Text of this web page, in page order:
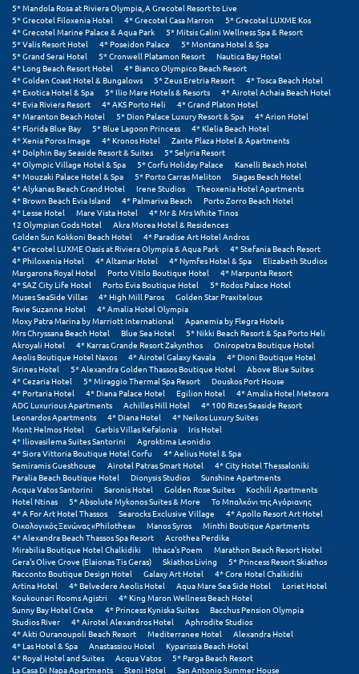
Μονεμβασιά
Μουζάκι
Μπαλί Κρήτης
Μπάνσκο
Μπούκα Μεσσηνίας
Μύκονος
Μυστράς
Μυτιλήνη
Ν
Νάξος
Νάουσα
Ναυπακτία
Ναύπλιο
Νέα Μάκρη
Νέα Στύρα Εύβοιας
Νέοι Πόροι Πιερίας
Ξ
Ξυλόκαστρο
Ο
Ορεινή Αρκαδία
Ορεινή Ναυπακτία
5* Mandola Rosa at Riviera Olympia, A Grecotel Resort to Live
5* Grecotel Filoxenia Hotel
4* Grecotel Casa Marron
5* Grecotel LUXME Kos
4* Grecotel Marine Palace & Aqua Park
5* Mitsis Galini Wellness Spa & Resort
5* Valis Resort Hotel
4* Poseidon Palace
5* Montana Hotel & Spa
5* Grand Serai Hotel
5* Cronwell Platamon Resort
Nautica Bay Hotel
4* Long Beach Resort Hotel
4* Bianco Olympico Beach Resort
4* Golden Coast Hotel & Bungalows
5* Zeus Eretria Resort
4* Tosca Beach Hotel
4* Exotica Hotel & Spa
5* Ilio Mare Hotels & Resorts
4* Airotel Achaia Beach Hotel
4* Evia Riviera Resort
4* AKS Porto Heli
4* Grand Platon Hotel
4* Maranton Beach Hotel
5* Dion Palace Luxury Resort & Spa
4* Arion Hotel
4* Florida Blue Bay
5* Blue Lagoon Princess
4* Klelia Beach Hotel
4* Xenia Poros Image
4* Kronos Hotel
Zante Plaza Hotel & Apartments
4* Dolphin Bay Seaside Resort & Suites
5* Selyria Resort
4* Olympic Village Hotel & Spa
5* Corfu Holiday Palace
Kanelli Beach Hotel
4* Mouzaki Palace Hotel & Spa
5* Porto Carras Meliton
Siagas Beach Hotel
4* Alykanas Beach Grand Hotel
Irene Studios
Theoxenia Hotel Apartments
4* Brown Beach Evia Island
4* Palmariva Beach
Porto Zorro Beach Hotel
4* Lesse Hotel
Mare Vista Hotel
4* Mr & Mrs White Tinos
12 Olympian Gods Hotel
Akra Morea Hotel & Residences
Golden Sun Kokkoni Beach Hotel
4* Paradise Art Hotel Andros
4* Grecotel LUXME Oasis at Riviera Olympia & Aqua Park
4* Stefania Beach Resort
4* Philoxenia Hotel
4* Altamar Hotel 4* Nymfes Hotel & Spa
Elizabeth Studios
Margarona Royal Hotel
Porto Vitilo Boutique Hotel
4* Marpunta Resort
4* SAZ City Life Hotel
Porto Evia Boutique Hotel
5* Rodos Palace Hotel
Muses SeaSide Villas
4* High Mill Paros
Golden Star Praxitelous
Favie Suzanne Hotel
4* Amalia Hotel Olympia
Moxy Patra Marina by Marriott International
Apanemia by Flegra Hotels
Mrs Chryssana Beach Hotel
Blue Sea Hotel
5* Nikki Beach Resort & Spa Porto Heli
Akroyali Hotel
4* Karras Grande Resort Zakynthos
Oniropetra Boutique Hotel
Aeolis Boutique Hotel Naxos
4* Airotel Galaxy Kavala
4* Dioni Boutique Hotel
Sirines Hotel
5* Alexandra Golden Thassos Boutique Hotel
Above Blue Suites
4* Cezaria Hotel
5* Miraggio Thermal Spa Resort
Douskos Port House
4* Portaria Hotel
4* Diana Palace Hotel Egilion Hotel
4* Amalia Hotel Meteora
ADG Luxurious Apartments
Achilles Hill Hotel
4* 100 Rizes Seaside Resort
Leonardos Apartments
4* Diana Hotel
4* Neikos Luxury Suites
Mont Helmos Hotel
Garbis Villas Kefalonia
Iris Hotel
4* Iliovasilema Suites Santorini
Agroktima Leonidio
4* Siora Vittoria Boutique Hotel Corfu
4* Aelius Hotel & Spa
Semiramis Guesthouse
Airotel Patras Smart Hotel
4* City Hotel Thessaloniki
Paralia Beach Boutique Hotel
Dionysis Studios
Sunshine Apartments
Acqua Vatos Santorini
Saronis Hotel Golden Rose Suites
Kochili Apartments
Hotel Ntinas
5* Absolute Mykonos Suites & More
Το Μπαλκόνι της Αγόριανης
4* A For Art Hotel Thassos
Searocks Exclusive Village
4* Apollo Resort Art Hotel
Οικολογικός Ξενώνας «Philothea»
Manos Syros
Minthi Boutique Apartments
4* Alexandra Beach Thassos Spa Resort
Acrothea Perdika
Mirabilia Boutique Hotel Chalkidiki
Ithaca's Poem
Marathon Beach Resort Hotel
Gera's Olive Grove (Elaionas Tis Geras)
Skiathos Living
5* Princess Resort Skiathos
Racconto Boutique Design Hotel
Galaxy Art Hotel
4* Core Hotel Chalkidiki
Artina Hotel
4* Belvedere Aeolis Hotel Aqua Mare Sea Side Hotel
Loriet Hotel
Koukounari Rooms Agistri
4* King Maron Wellness Beach Hotel
Sunny Bay Hotel Crete
4* Princess Kyniska Suites
Bacchus Pension Olympia
Studios River
4* Airotel Alexandros Hotel
Aphrodite Studios
4* Akti Ouranoupoli Beach Resort
Mediterranee Hotel
Alexandra Hotel
4* Las Hotel & Spa
Anastassiou Hotel
Kyparissia Beach Hotel
4* Royal Hotel and Suites
Acqua Vatos
5* Parga Beach Resort
La Casa Di Napa Apartments
Steni Hotel
San Antonio Summer House